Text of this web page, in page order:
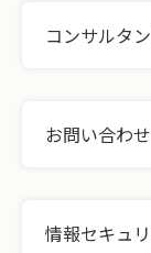
コンサルタ
お問い合わ
情報セキュ